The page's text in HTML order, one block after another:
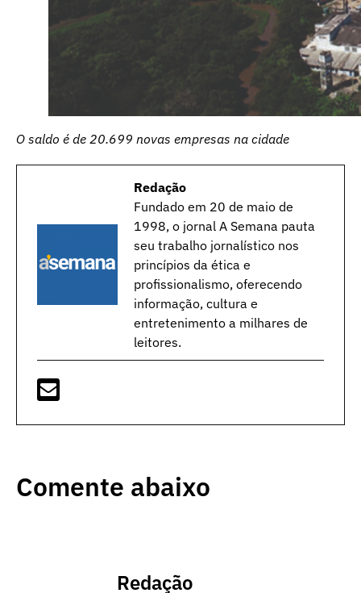
O saldo é de 20.699 novas empresas na cidade
Redação
Fundado em 20 de maio de
1998, o jornal A Semana pauta
seu trabalho jornalístico nos
princípios da ética e
profissionalismo, oferecendo
informação, cultura e
entretenimento a milhares de
leitores.
Comente abaixo
Redação